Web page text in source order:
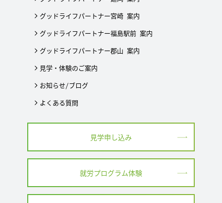
グッドライフパートナー宮崎 案内
グッドライフパートナー福島駅前 案内
グッドライフパートナー郡山 案内
見学・体験のご案内
お知らせ/ブログ
よくある質問
見学申し込み
就労プログラム体験